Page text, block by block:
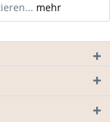
mehr